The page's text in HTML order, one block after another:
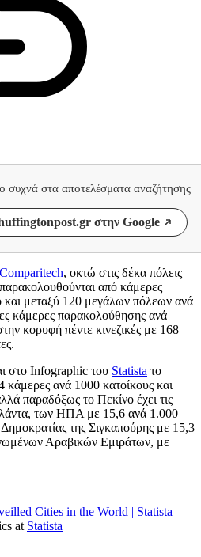
συχνά στα αποτελέσματα αναζήτησης
στην Google
Comparitech, οκτώ στις δέκα πόλεις
από κάμερες
και μεταξύ 120 μεγάλων πόλεων ανά
κάμερες παρακολούθησης ανά
κορυφή πέντε κινεζικές με 168
στο Infographic του Statista το
ανά 1000 κατοίκους και
παραδόξως το Πεκίνο έχει τις
των ΗΠΑ με 15,6 ανά 1.000
της Σιγκαπούρης με 15,3
Αραβικών Εμιράτων, με
at Statista